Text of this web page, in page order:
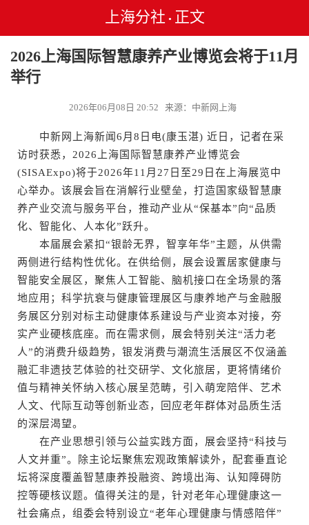
上海分社 • 正文
2026上海国际智慧康养产业博览会将于11月
举行
2026年06月08日 20:52 来源：中新网上海
中新网上海新闻6月8日电(康玉湛) 近日，记者在采
访时获悉，2026上海国际智慧康养产业博览会
(SISAExpo)将于2026年11月27日至29日在上海展览中
心举办。该展会旨在消解行业壁垒，打造国家级智慧康
养产业交流与服务平台，推动产业从“保基本”向“品质
化、智能化、人本化”跃升。
本届展会紧扣“银龄无界，智享年华”主题，从供需
两侧进行结构性优化。在供给侧，展会设置居家健康与
智能安全展区，聚焦人工智能、脑机接口在全场景的落
地应用；科学抗衰与健康管理展区与康养地产与金融服
务展区分别对标主动健康体系建设与产业资本对接，夯
实产业硬核底座。而在需求侧，展会特别关注“活力老
人”的消费升级趋势，银发消费与潮流生活展区不仅涵盖
融汇非遗技艺体验的社交研学、文化旅居，更将情绪价
值与精神关怀纳入核心展呈范畴，引入萌宠陪伴、艺术
人文、代际互动等创新业态，回应老年群体对品质生活
的深层渴望。
在产业思想引领与公益实践方面，展会坚持“科技与
人文并重”。除主论坛聚焦宏观政策解读外，配套垂直论
坛将深度覆盖智慧康养投融资、跨境出海、认知障碍防
控等硬核议题。值得关注的是，针对老年心理健康这一
社会痛点，组委会特别设立“老年心理健康与情感陪伴”